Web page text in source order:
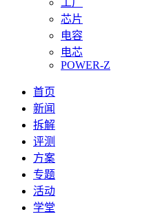
芯片
电容
电芯
POWER-Z
首页
新闻
拆解
评测
方案
专题
活动
学堂